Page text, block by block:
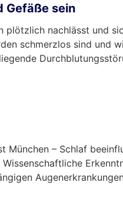
Gefäße sein
nachlässt und
schmerzlos sind und
– Schlaf